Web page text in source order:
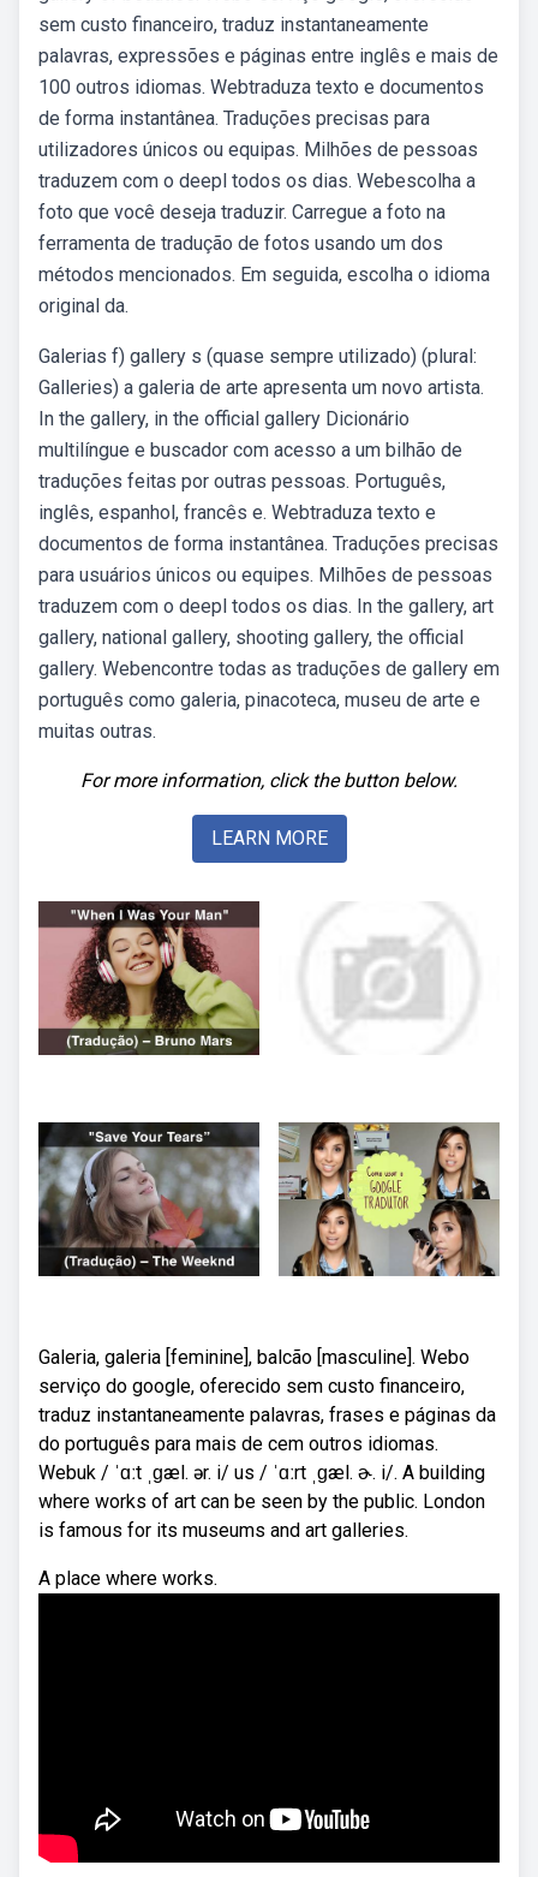
sem custo financeiro, traduz instantaneamente
palavras, expressões e páginas entre inglês e mais de
100 outros idiomas. Webtraduza texto e documentos
de forma instantânea. Traduções precisas para
utilizadores únicos ou equipas. Milhões de pessoas
traduzem com o deepl todos os dias. Webescolha a
foto que você deseja traduzir. Carregue a foto na
ferramenta de tradução de fotos usando um dos
métodos mencionados. Em seguida, escolha o idioma
original da.
Galerias f) gallery s (quase sempre utilizado) (plural:
Galleries) a galeria de arte apresenta um novo artista.
In the gallery, in the official gallery Dicionário
multilíngue e buscador com acesso a um bilhão de
traduções feitas por outras pessoas. Português,
inglês, espanhol, francês e. Webtraduza texto e
documentos de forma instantânea. Traduções precisas
para usuários únicos ou equipes. Milhões de pessoas
traduzem com o deepl todos os dias. In the gallery, art
gallery, national gallery, shooting gallery, the official
gallery. Webencontre todas as traduções de gallery em
português como galeria, pinacoteca, museu de arte e
muitas outras.
For more information, click the button below.
LEARN MORE
Galeria, galeria [feminine], balcão [masculine]. Webo
serviço do google, oferecido sem custo financeiro,
traduz instantaneamente palavras, frases e páginas da
do português para mais de cem outros idiomas.
Webuk / ˈɑːt ˌɡæl. ər. i/ us / ˈɑːrt ˌɡæl. ɚ. i/. A building
where works of art can be seen by the public. London
is famous for its museums and art galleries.
A place where works.